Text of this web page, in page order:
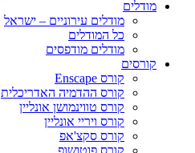
מודלים
מודלים עירוניים – ישראל
כל המודלים
מודלים מודפסים
קורסים
קורס Enscape
קורס ההדמיה האדריכלית
קורס טווינמושן אונליין
קורס ויריי אונליין
קורס סקצ'אפ
קורס פוטושופ